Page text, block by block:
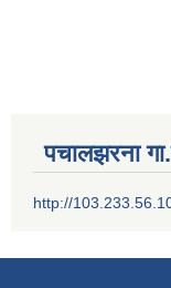
पचालझरना
http://